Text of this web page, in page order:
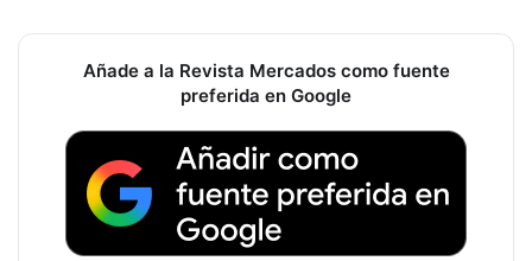
Añade a la Revista Mercados como fuente
preferida en Google